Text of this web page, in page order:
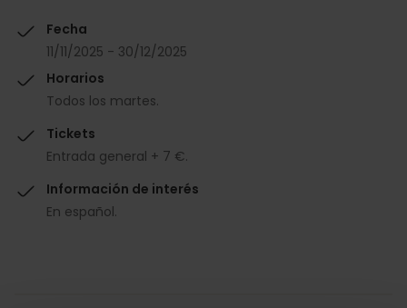
Fecha
11/11/2025 - 30/12/2025
Horarios
Todos los martes.
Tickets
Entrada general + 7 €.
Información de interés
En español.